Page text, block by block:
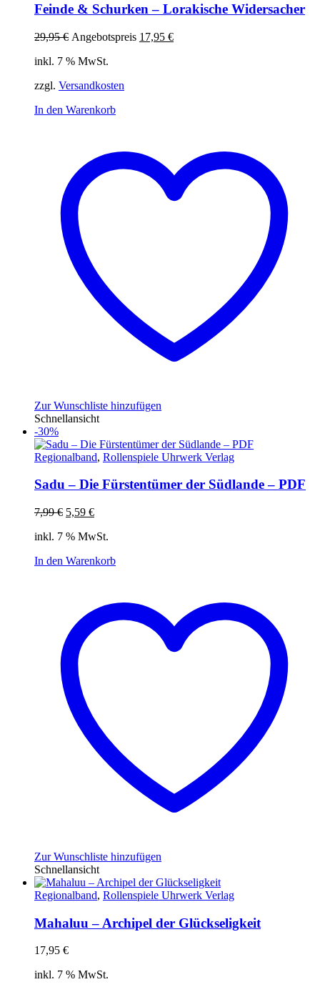
Feinde & Schurken – Lorakische Widersacher
29,95€ Ursprünglicher
war:
Angebotspreis 17,95 €Aktueller
inkl. 7 % MwSt.
zzgl. Versandkosten
In den Warenkorb
Zur Wunschliste hinzufügen
Schnellansicht
-30%
Regionalband, Rollenspiele Uhrwerk Verlag
Sadu – Die Fürstentümer der Südlande – PDF
7,99€ Ursprünglicher
war:
5,59 €Aktueller
ist:
inkl. 7 % MwSt.
In den Warenkorb
Zur Wunschliste hinzufügen
Schnellansicht
Regionalband, Rollenspiele Uhrwerk Verlag
Mahaluu – Archipel der Glückseligkeit
17,95 €
inkl. 7 % MwSt.